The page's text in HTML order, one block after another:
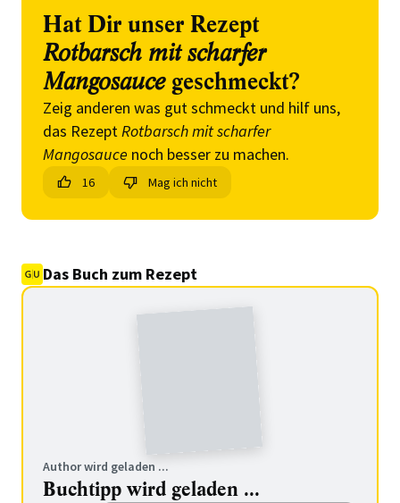
Hat Dir unser Rezept
Rotbarsch mit scharfer
Mangosaucegeschmeckt?
Zeig anderen was gut schmeckt und hilf uns,
das RezeptRotbarsch mit scharfer
Mangosauce noch besser zu machen.
16 Mag ich nicht
Das Buch zum Rezept
Author wird geladen ...
Buchtipp wird geladen ...